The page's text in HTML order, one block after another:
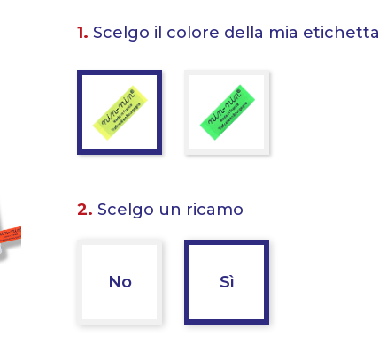
1. Scelgo il colore della mia etichetta
2. Scelgo un ricamo
No Sì